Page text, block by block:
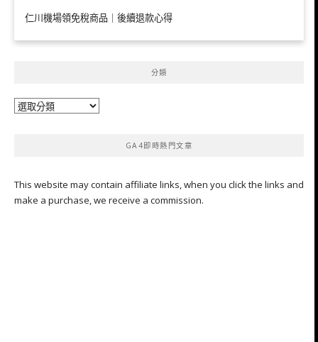
仁川機場領免稅商品｜後續退款心得
分類
分
GA4即時熱門文章
This website may contain affiliate links, when you click the links and
make a purchase, we receive a commission.